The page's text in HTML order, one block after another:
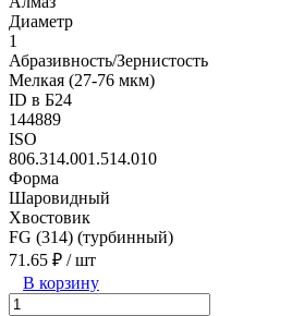
Диаметр
1
Абразивность/Зернистость
Мелкая (27-76 мкм)
ID в Б24
144889
ISO
806.314.001.514.010
Форма
Шаровидный
Хвостовик
FG (314) (турбинный)
71.65 ₽ / шт
В корзину